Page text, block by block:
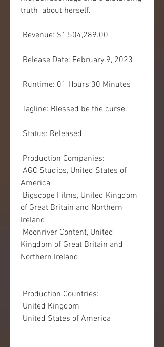
truth  about herself.
Revenue: $1,504,289.00
Release Date: February 9, 2023
Runtime: 01 Hours 30 Minutes
Tagline: Blessed be the curse.
Status: Released
Production Companies:
America
of Great Britain and Northern
Ireland
Kingdom of Great Britain and
Northern Ireland
Production Countries:
United Kingdom
United States of America